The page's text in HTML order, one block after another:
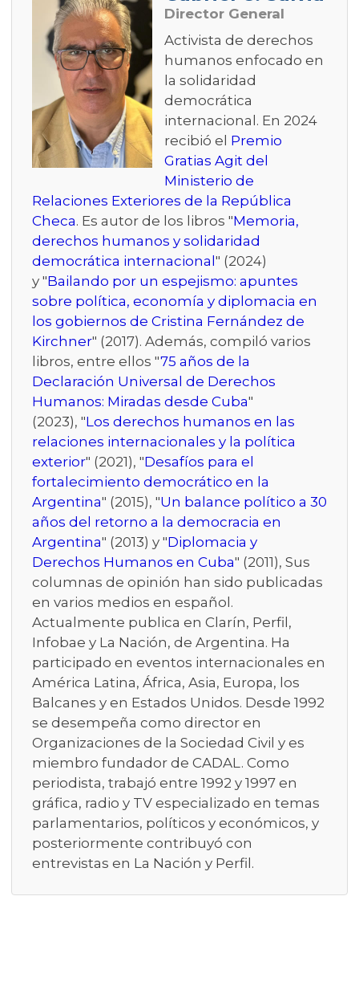
Director General
Activista de derechos
humanos enfocado en
la solidaridad
democrática
internacional. En 2024
recibió el Premio
Gratias Agit del
Ministerio de
Relaciones Exteriores de la República
Checa. Es autor de los libros "Memoria,
derechos humanos y solidaridad
democrática internacional " (2024)
y "Bailando por un espejismo: apuntes
sobre política, economía y diplomacia en
los gobiernos de Cristina Fernández de
Kirchner" (2017). Además, compiló varios
libros, entre ellos "75 años de la
Declaración Universal de Derechos
Humanos: Miradas desde Cuba"
(2023), "Los derechos humanos en las
relaciones internacionales y la política
exterior" (2021), "Desafíos para el
fortalecimiento democrático en la
Argentina" (2015), "Un balance político a 30
años del retorno a la democracia en
Argentina" (2013) y "Diplomacia y
Derechos Humanos en Cuba" (2011), Sus
columnas de opinión han sido publicadas
en varios medios en español.
Actualmente publica en Clarín, Perfil,
Infobae y La Nación, de Argentina. Ha
participado en eventos internacionales en
América Latina, África, Asia, Europa, los
Balcanes y en Estados Unidos. Desde 1992
se desempeña como director en
Organizaciones de la Sociedad Civil y es
miembro fundador de CADAL. Como
periodista, trabajó entre 1992 y 1997 en
gráfica, radio y TV especializado en temas
parlamentarios, políticos y económicos, y
posteriormente contribuyó con
entrevistas en La Nación y Perfil.